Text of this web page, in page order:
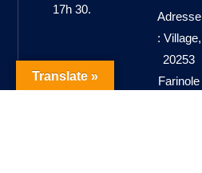
17h 30.
Adresse
: Village,
20253
Farinole
Translate »